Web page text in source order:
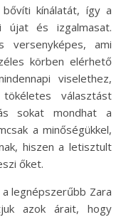
kínálatát, így a
újat és izgalmasat.
ami
körben elérhető
viselethez,
választást
sokat mondhat a
a minőségükkel,
hiszen a letisztult
őket.
legnépszerűbb Zara
azok árait, hogy